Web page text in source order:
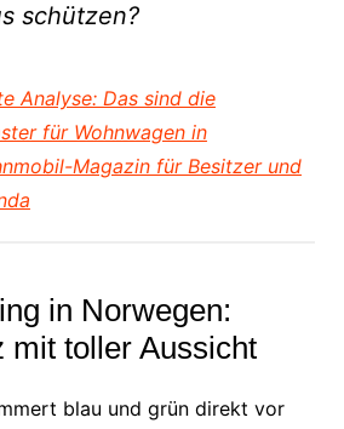
schützen?
Analyse: Das sind die
für Wohnwagen in
Magazin für Besitzer und
in Norwegen:
mit toller Aussicht
blau und grün direkt vor